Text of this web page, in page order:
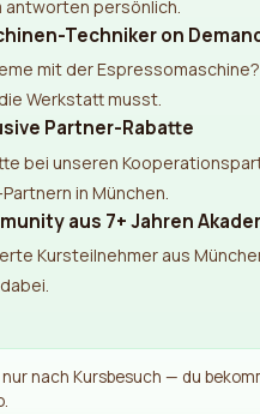
antworten persönlich.
Techniker on
mit der
Werkstatt musst.
Partner-Rabatte
bei unseren
in München.
aus 7+ Jahren
Kursteilnehmer aus
nach Kursbesuch — du